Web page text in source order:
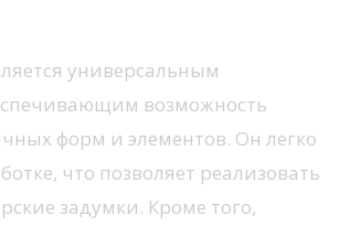
универсальным
возможность
форм и элементов. Он легко
что позволяет реализовать
задумки. Кроме того,